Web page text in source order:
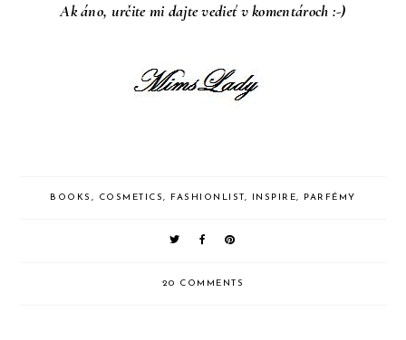
Ak áno, určite mi dajte vedieť v komentároch :-)
BOOKS , COSMETICS, FASHIONLIST, INSPIRE, PARFÉMY
20 COMMENTS